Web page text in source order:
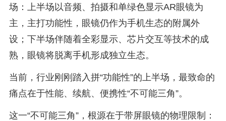
场：上半场以音频、拍摄和单绿色显示AR眼镜为
主，主打功能性，眼镜仍作为手机生态的附属外
设；下半场伴随着全彩显示、芯片交互等技术的成
熟，眼镜将脱离手机形成独立生态。
当前，行业刚刚踏入拼“功能性”的上半场，最致命的
痛点在于性能、续航、便携性“不可能三角”。
这一“不可能三角”，根源在于带屏眼镜的物理限制：